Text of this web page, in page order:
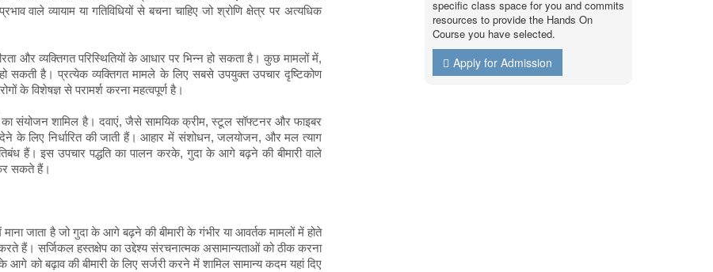
वाले व्यायाम या गतिविधियों से बचना चाहिए जो श्रोणि क्षेत्र पर अत्यधिक
और व्यक्तिगत परिस्थितियों के आधार पर भिन्न हो सकता है। कुछ मामलों में,
सकती है। प्रत्येक व्यक्तिगत मामले के लिए सबसे उपयुक्त उपचार दृष्टिकोण
के विशेषज्ञ से परामर्श करना महत्वपूर्ण है।
का संयोजन शामिल है। दवाएं, जैसे सामयिक क्रीम, स्टूल सॉफ्टनर और फाइबर
के लिए निर्धारित की जाती हैं। आहार में संशोधन, जलयोजन, और मल त्याग
हैं। इस उपचार पद्धति का पालन करके, गुदा के आगे बढ़ने की बीमारी वाले
सकते हैं।
जाता है जो गुदा के आगे बढ़ने की बीमारी के गंभीर या आवर्तक मामलों में होते
हैं। सर्जिकल हस्तक्षेप का उद्देश्य संरचनात्मक असामान्यताओं को ठीक करना
को बढ़ाव की बीमारी के लिए सर्जरी करने में शामिल सामान्य कदम यहां दिए
specific class space for you and commits
resources to provide the Hands On
Course you have selected.
Apply for Admission